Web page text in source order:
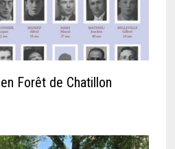
Forêt de Chatillon